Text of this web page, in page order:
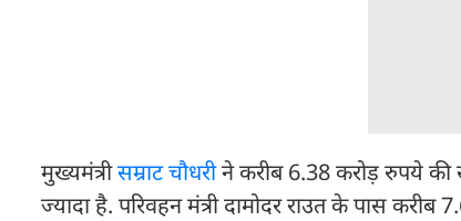
मुख्यमंत्रीसम्राट चौधरीने करीब 6.38 करोड़ रुपये की
ज्यादा है. परिवहन मंत्री दामोदर राउत के पास